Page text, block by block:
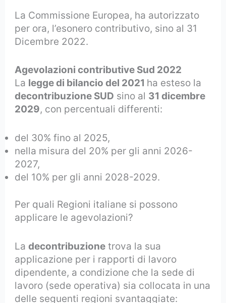
La Commissione Europea, ha autorizzato
per ora, l’esonero contributivo, sino al 31
Dicembre 2022.
Agevolazioni contributive Sud 2022
La legge di bilancio del 2021 ha esteso la
decontribuzione SUD sino al 31 dicembre
2029, con percentuali differenti:
del 30% fino al 2025,
nella misura del 20% per gli anni 2026-
2027,
del 10% per gli anni 2028-2029.
Per quali Regioni italiane si possono
applicare le agevolazioni?
Ladecontribuzione trova la sua
applicazione per i rapporti di lavoro
dipendente, a condizione che la sede di
lavoro (sede operativa) sia collocata in una
delle seguenti regioni svantaggiate: